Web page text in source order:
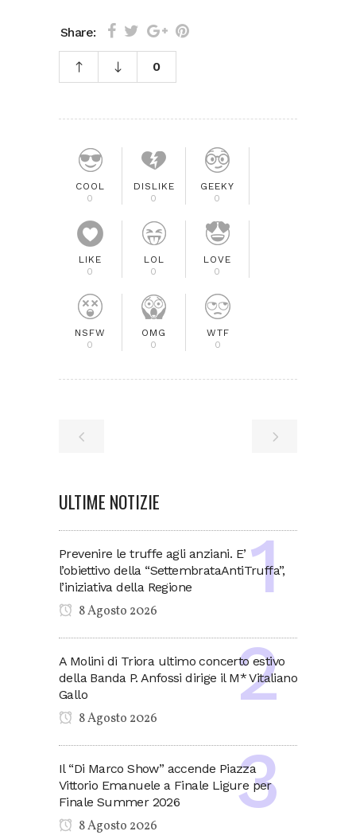
Share:
0
COOL
0
DISLIKE
0
GEEKY
0
LIKE
0
LOL
0
LOVE
0
NSFW
0
OMG
0
WTF
0
ULTIME NOTIZIE
Prevenire le truffe agli anziani. E’
l’obiettivo della “SettembrataAntiTruffa”,
l’iniziativa della Regione
8 Agosto 2026
A Molini di Triora ultimo concerto estivo
della Banda P. Anfossi dirige il M* Vitaliano
Gallo
8 Agosto 2026
Il “Di Marco Show” accende Piazza
Vittorio Emanuele a Finale Ligure per
Finale Summer 2026
8 Agosto 2026